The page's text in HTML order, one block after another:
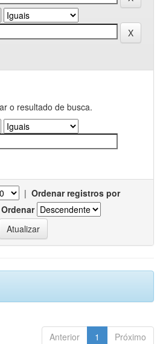
o resultado de busca.
| Ordenar registros por
Ordenar
Anterior 1 Próximo